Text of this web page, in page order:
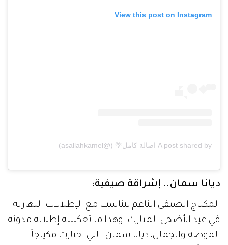
View this post on Instagram
A post shared by اصالة كامل🌴 (@asallahkamel)
ديانا سمان.. إشراقة صيفية:
المكياج الصيفي الناعم يتناسب مع الإطلالات النهارية
في عيد الأضحى المبارك، وهذا ما تعكسه إطلالة مدونة
الموضة والجمال، ديانا سمان، التي اختارت مكياجاً